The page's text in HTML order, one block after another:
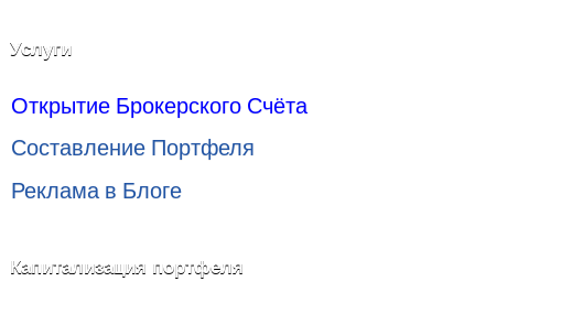
Услуги
Открытие Брокерского Счёта
Составление Портфеля
Реклама в Блоге
Капитализация портфеля